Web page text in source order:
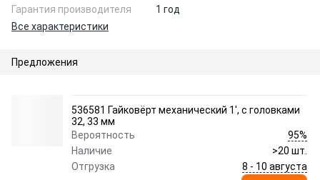
Гарантия производителя
1 год
Все характеристики
Предложения
536581 Гайковёрт механический 1', с головками
32, 33 мм
Вероятность
95%
Наличие
>20 шт.
Отгрузка
8 - 10 августа